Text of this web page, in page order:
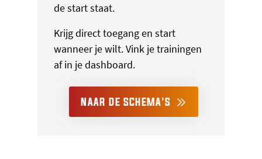
de start staat.
Krijg direct toegang en start
wanneer je wilt. Vink je trainingen
af in je dashboard.
NAAR DE SCHEMA'S